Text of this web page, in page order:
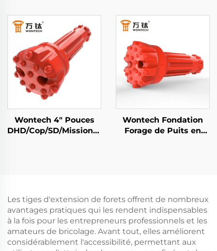
pour puits d'eau, pieux
de 8 pouces DHD380
QL80 SD8 marteau
DTH
pour le Forage Minier
et les Explosions
Wontech 4" Pouces
DHD/Cop/SD/Mission/WT
Wontech Fondation
Forage de Puits en
Les tiges d'extension de forets offrent de nombreux
avantages pratiques qui les rendent indispensables
à la fois pour les entrepreneurs professionnels et les
amateurs de bricolage. Avant tout, elles améliorent
considérablement l'accessibilité, permettant aux